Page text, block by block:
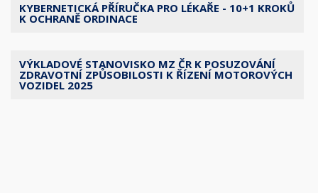
KYBERNETICKÁ PŘÍRUČKA PRO LÉKAŘE - 10+1 KROKŮ
K OCHRANĚ ORDINACE
VÝKLADOVÉ STANOVISKO MZ ČR K POSUZOVÁNÍ
ZDRAVOTNÍ ZPŮSOBILOSTI K ŘÍZENÍ MOTOROVÝCH
VOZIDEL 2025